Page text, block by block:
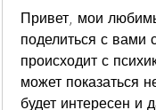
Привет, мои
поделиться с вами
происходит с
может показаться
будет интересен и